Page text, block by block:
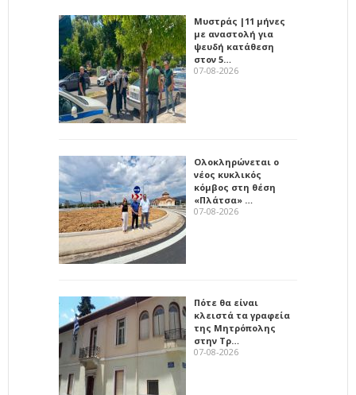
Μυστράς |11 μήνες
με αναστολή για
ψευδή κατάθεση
στον 5…
07-08-2026
Ολοκληρώνεται ο
νέος κυκλικός
κόμβος στη θέση
«Πλάτσα» …
07-08-2026
Πότε θα είναι
κλειστά τα γραφεία
της Μητρόπολης
στην Τρ…
07-08-2026